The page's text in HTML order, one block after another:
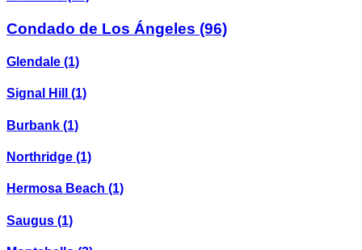
Condado de Los Ángeles (96)
Glendale (1)
Signal Hill (1)
Burbank (1)
Northridge (1)
Hermosa Beach (1)
Saugus (1)